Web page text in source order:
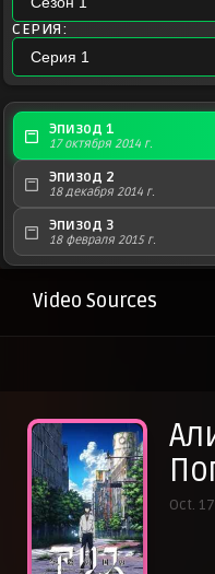
СЕРИЯ:
Эпизод 1
17 октября 2014 г.
Эпизод 2
18 декабря 2014 г.
Эпизод 3
18 февраля 2015 г.
Video Sources
Oct.